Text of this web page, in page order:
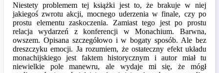
Niestety problemem tej książki jest to, że brakuje w niej
jakiegoś zwrotu akcji, mocnego uderzenia w finale, czy po
prostu elementu zaskoczenia. Zamiast tego jest po prostu
relacja wydarzeń z konferencji w Monachium. Barwna,
owszem. Opisana szczegółowo i w bogaty sposób. Ale bez
dreszczyku emocji. Ja rozumiem, że ostateczny efekt układu
monachijskiego jest faktem historycznym i autor miał tu
niewielkie pole manewru, ale wydaje mi się, że mógł